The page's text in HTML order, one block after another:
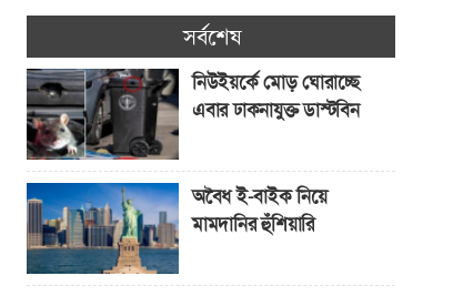
সর্বশেষ
নিউইয়র্কে মোড় ঘোরাচ্ছে
এবার ঢাকনাযুক্ত ডাস্টবিন
অবৈধ ই-বাইক নিয়ে
মামদানির হুঁশিয়ারি